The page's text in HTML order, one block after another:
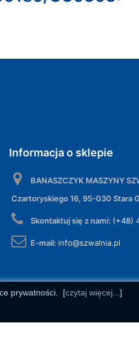
Informacja o sklepie
BANASZCZYK MASZYNY
Czartoryskiego 16, 95-030 Stara
Skontaktuj się z nami: (+48)
E-mail: info@szwalnia.pl
prywatności. [czytaj więcej... ]